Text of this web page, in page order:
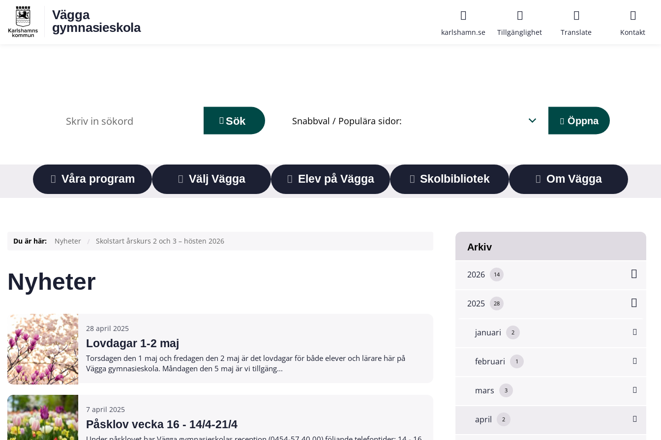
Vägga
gymnasieskola
karlshamn.se Tillgänglighet Translate Kontakt
Sök Öppna
Våra program Välj Vägga Elev på Vägga Skolbibliotek Om Vägga
Du är här: Nyheter Skolstart årskurs 2 och 3 – hösten 2026
Nyheter
28 april 2025
Lovdagar 1-2 maj
Torsdagen den 1 maj och fredagen den 2 maj är det lovdagar för både elever och lärare här på
Vägga gymnasieskola. Måndagen den 5 maj är vi tillgäng...
7 april 2025
Påsklov vecka 16 - 14/4-21/4
Arkiv
2026 14
2025 28
januari 2
februari 1
mars 3
april 2